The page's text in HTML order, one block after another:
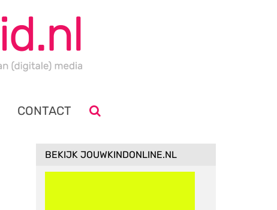
CONTACT
BEKIJK JOUWKINDONLINE.NL